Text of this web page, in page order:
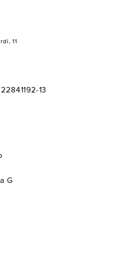
11
13
G